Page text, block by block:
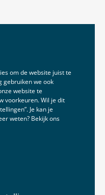
om de website juist te
gebruiken we ook
website te
voorkeuren. Wil je dit
Je kan je
weten? Bekijk ons